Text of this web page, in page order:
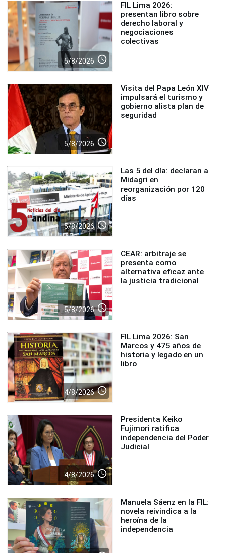
5/8/2026 access_time
FIL Lima 2026:
presentan libro sobre
derecho laboral y
negociaciones
colectivas
5/8/2026 access_time
Visita del Papa León XIV
impulsará el turismo y
gobierno alista plan de
seguridad
5/8/2026 access_time
Las 5 del día: declaran a
Midagri en
reorganización por 120
días
5/8/2026 access_time
CEAR: arbitraje se
presenta como
alternativa eficaz ante
la justicia tradicional
4/8/2026 access_time
FIL Lima 2026: San
Marcos y 475 años de
historia y legado en un
libro
4/8/2026 access_time
Presidenta Keiko
Fujimori ratifica
independencia del Poder
Judicial
Manuela Sáenz en la FIL:
novela reivindica a la
heroína de la
independencia